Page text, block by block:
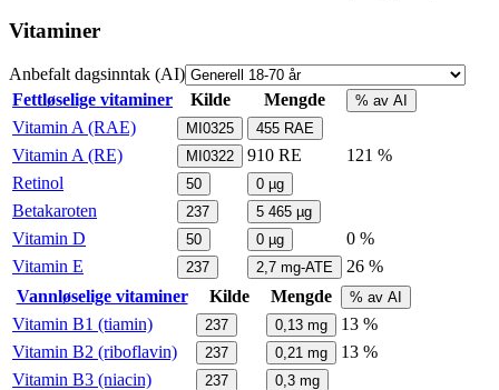
Vitaminer
Anbefalt dagsinntak (AI)
Fettløselige vitaminer
Kilde Mengde % av AI
Vitamin A (RAE) MI0325 455 RAE
Vitamin A (RE) MI0322 910 RE
121 %
Retinol
50 0 µg
Betakaroten 237 5 465 µg
Vitamin D 50 0 µg
0 %
Vitamin E
237 2,7 mg-ATE
26 %
Vannløselige vitaminer
Kilde Mengde % av AI
Vitamin B1 (tiamin) 237 0,13 mg
13 %
Vitamin B2 (riboflavin)
237 0,21 mg
13 %
Vitamin B3 (niacin)
237 0,3 mg